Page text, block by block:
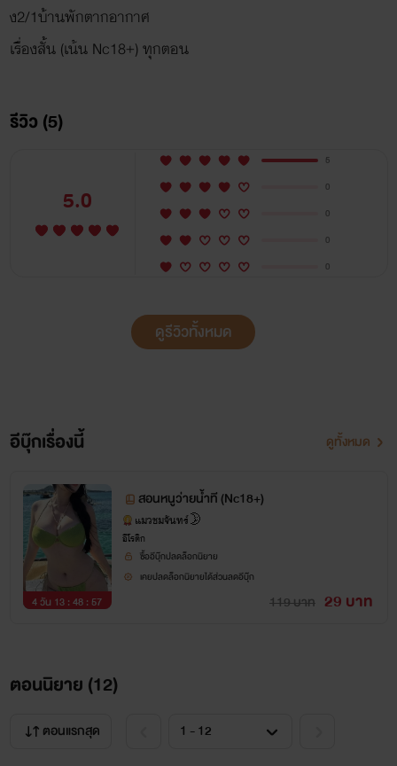
ง2/1บ้านพักตากอากาศ
เรื่องสั้น (เน้น Nc18+) ทุกตอน
รีวิว (5)
5.0
5
0
0
0
0
ดูรีวิวทั้งหมด
อีบุ๊กเรื่องนี้ ดูทั้งหมด
4 วัน 13 : 48 : 57
สอนหนูว่ายน้ำที (Nc18+)
แมวชมจันทร์🌛
อีโรติก
ซื้ออีบุ๊กปลดล็อกนิยาย
เคยปลดล็อกนิยายได้ส่วนลดอีบุ๊ก
119 บาท 29 บาท
ตอนนิยาย (12)
ตอนแรกสุด